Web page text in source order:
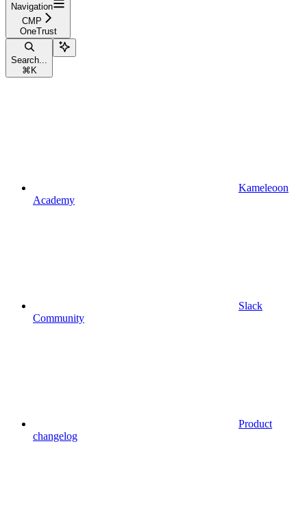
Navigation
CMP
OneTrust
Search...
⌘ K
Kameleoon
Academy
Slack
Community
Product
changelog